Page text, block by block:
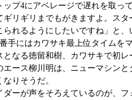
ップ4にアベレージで遅れを取
ギリギリまでもがきますよ。ス
られるようにしたいですね」と
手にはカワサキ最上位タイムを
となる徳留和樹、カワサキで初
エース柳川明は、ニューマシン
なりそうだ。
ダーが声をそろえているのが、